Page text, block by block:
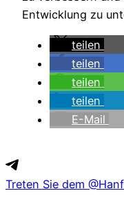
Entwicklung zu
teilen
teilen
teilen
teilen
E-Mail
Treten Sie dem